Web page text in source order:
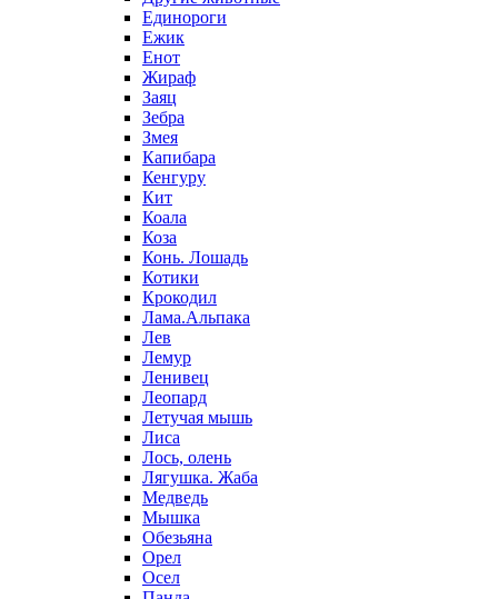
Единороги
Ежик
Енот
Жираф
Заяц
Зебра
Змея
Капибара
Кенгуру
Кит
Коала
Коза
Конь. Лошадь
Котики
Крокодил
Лама.Альпака
Лев
Лемур
Ленивец
Леопард
Летучая мышь
Лиса
Лось, олень
Лягушка. Жаба
Медведь
Мышка
Обезьяна
Орел
Осел